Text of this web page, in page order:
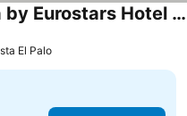
Áurea Palacio de la Tinta by Eurostars Hotel Company
El Palo